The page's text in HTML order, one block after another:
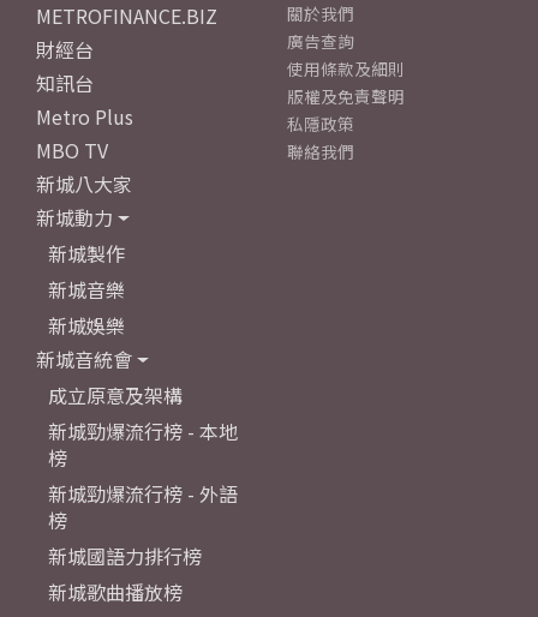
METROFINANCE.BIZ
財經台
知訊台
Metro Plus
MBO TV
新城八大家
新城動力
新城製作
新城音樂
新城娛樂
新城音統會
成立原意及架構
新城勁爆流行榜 - 本地
榜
新城勁爆流行榜 - 外語
榜
新城國語力排行榜
新城歌曲播放榜
關於我們
廣告查詢
使用條款及細則
版權及免責聲明
私隱政策
聯絡我們